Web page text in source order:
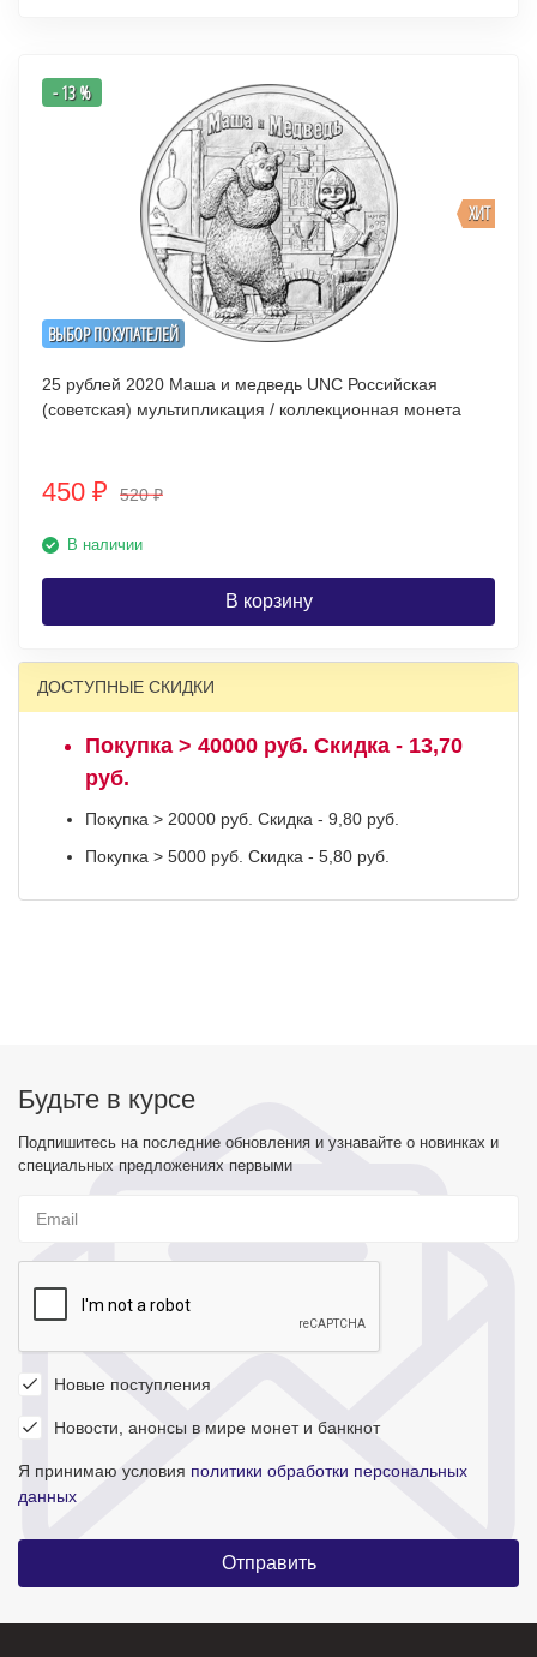
ВЫБОР ПОКУПАТЕЛЕЙ
ХИТ
- 13 %
25 рублей 2020 Маша и медведь UNC Российская
(советская) мультипликация / коллекционная монета
450 ₽ 520₽
В наличии
В корзину
ДОСТУПНЫЕ СКИДКИ
Покупка > 40000 руб. Скидка - 13,70
руб.
Покупка > 20000 руб. Скидка - 9,80 руб.
Покупка > 5000 руб. Скидка - 5,80 руб.
Будьте в курсе
Подпишитесь на последние обновления и узнавайте о новинках и
специальных предложениях первыми
Новые поступления
Новости, анонсы в мире монет и банкнот
Я принимаю условия политики обработки персональных
данных